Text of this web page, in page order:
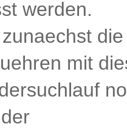
werden.
mit